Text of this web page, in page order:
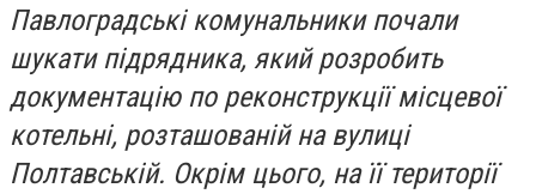
Павлоградські комунальники почали
шукати підрядника, який розробить
документацію по реконструкції місцевої
котельні, розташованій на вулиці
Полтавській. Окрім цього, на її території